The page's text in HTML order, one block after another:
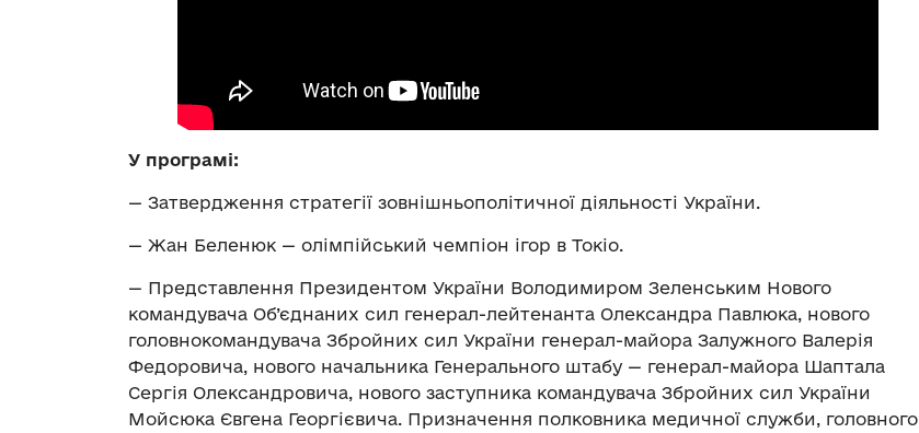
У програмі:
— Затвердження стратегії зовнішньополітичної діяльності України.
— Жан Беленюк — олімпійський чемпіон ігор в Токіо.
— Представлення Президентом України Володимиром Зеленським Нового
командувача Об’єднаних сил генерал-лейтенанта Олександра Павлюка, нового
головнокомандувача Збройних сил України генерал-майора Залужного Валерія
Федоровича, нового начальника Генерального штабу — генерал-майора Шаптала
Сергія Олександровича, нового заступника командувача Збройних сил України
Мойсюка Євгена Георгієвича. Призначення полковника медичної служби, головного